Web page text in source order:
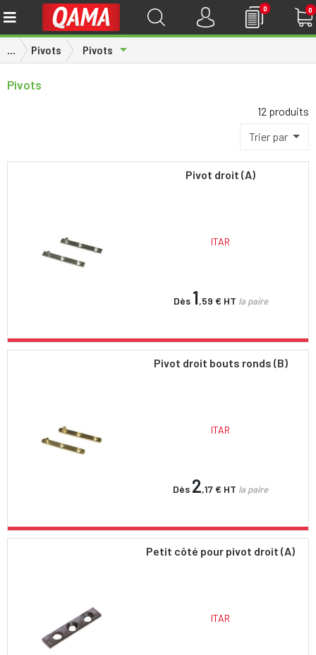
0 0
... Pivots Pivots Toggle Dropdown
Pivots
12 produits
Trier par
Pivot droit (A)
ITAR
Dès 1,59 € HT la paire
Pivot droit bouts ronds (B)
ITAR
Dès 2,17 € HT la paire
Petit côté pour pivot droit (A)
ITAR